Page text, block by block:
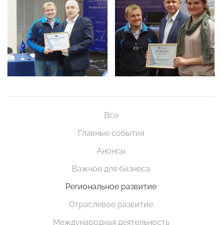
Все
Главные события
Анонсы
Важное для бизнеса
Региональное развитие
Отраслевое развитие
Международная деятельность